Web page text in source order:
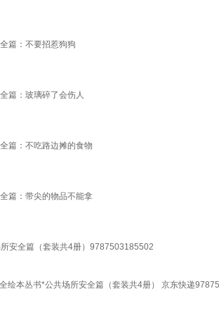
篇：不要招惹狗狗
篇：玻璃碎了会伤人
篇：不吃路边摊的食物
篇：带尖的物品不能拿
安全篇（套装共4册）9787503185502
绘本丛书*公共场所安全篇（套装共4册） 京东快递